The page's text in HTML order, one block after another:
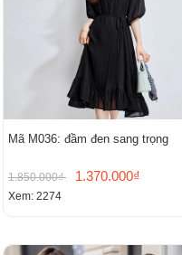
Mã M036: đầm đen sang trọng
1.850.000₫ 1.370.000₫
Xem: 2274